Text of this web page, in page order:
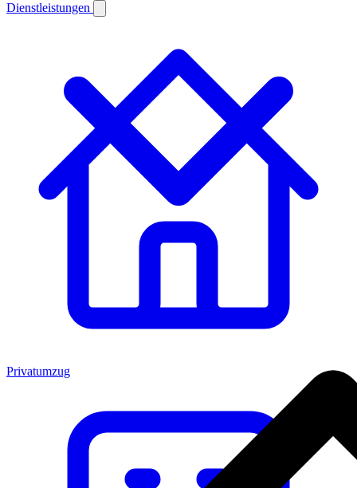
Dienstleistungen
Privatumzug